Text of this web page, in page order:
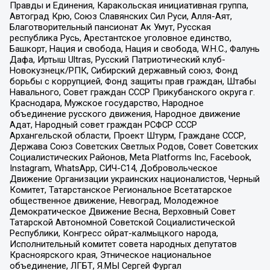
Правды и Единения, Каракольская инициативная группа,
Автоград Крю, Союз Славянских Сил Руси, Алля-Аят,
Благотворительный пансионат Ак Умут, Русская
республика Русь, Арестантское уголовное единство,
Башкорт, Нация и свобода, Нация и свобода, W.H.С., Фалунь
Дафа, Иртыш Ultras, Русский Патриотический клуб-
Новокузнецк/РПК, Сибирский державный союз, Фонд
борьбы с коррупцией, Фонд защиты прав граждан, Штабы
Навального, Совет граждан СССР Прикубанского округа г.
Краснодара, Мужское государство, Народное
объединение русского движения, Народное движение
Адат, Народный совет граждан РСФСР СССР
Архангельской области, Проект Штурм, Граждане СССР,
Держава Союз Советских Светлых Родов, Совет Советских
Социалистических Районов, Meta Platforms Inc, Facebook,
Instagram, WhatsApp, СИЧ-С14, Добровольческое
Движение Организации украинских националистов, Черный
Комитет, Татарстанское Региональное Всетатарское
общественное движение, Невоград, Молодежное
Демократическое Движение Весна, Верховный Совет
Татарской Автономной Советской Социалистической
Республики, Конгресс ойрат-калмыцкого народа,
Исполнительный комитет совета народных депутатов
Красноярского края, Этническое национальное
объединение, ЛГБТ, Я.МЫ Сергей Фургал